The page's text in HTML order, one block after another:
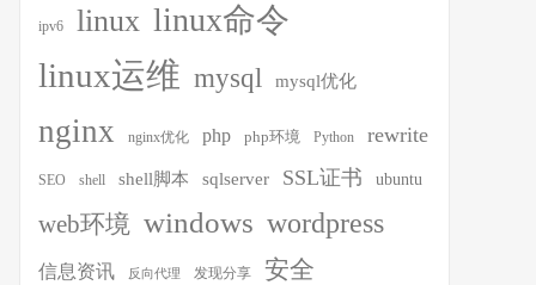
ipv6 linux linux命令
linux运维 mysql mysql优化
nginx nginx优化 php php环境 Python rewrite
SEO shell shell脚本 sqlserver SSL证书 ubuntu
web环境 windows wordpress
信息资讯 反向代理 发现分享 安全